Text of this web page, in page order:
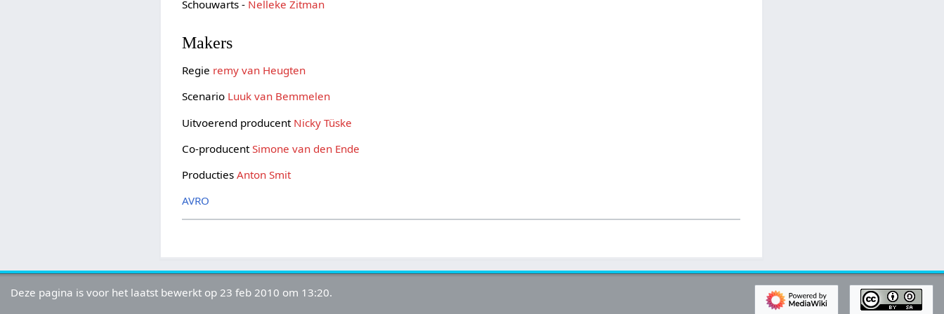
Schouwarts - Nelleke Zitman
Makers
Regie remy van Heugten
Scenario Luuk van Bemmelen
Uitvoerend producent Nicky Tüske
Co-producentSimone van den Ende
ProductiesAnton Smit
AVRO
Deze pagina is voor het laatst bewerkt op 23 feb 2010 om 13:20.